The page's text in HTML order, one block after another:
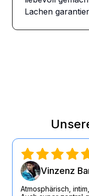
Lachen
Vinzenz
Atmosphärisch,